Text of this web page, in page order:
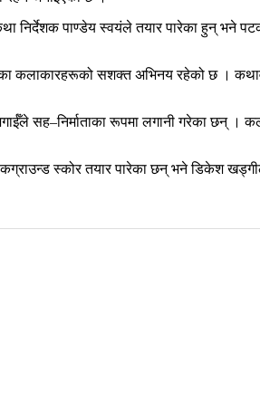
निर्देशक पाण्डेय स्वयंले तयार पारेका हुन् भने
कलाकारहरूको सशक्त अभिनय रहेको छ ।
सह–निर्माताका रूपमा लगानी गरेका
स्कोर तयार पारेका छन् भने डिकेश